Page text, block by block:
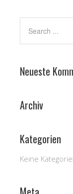
Neueste
Archiv
Kategorien
Keine